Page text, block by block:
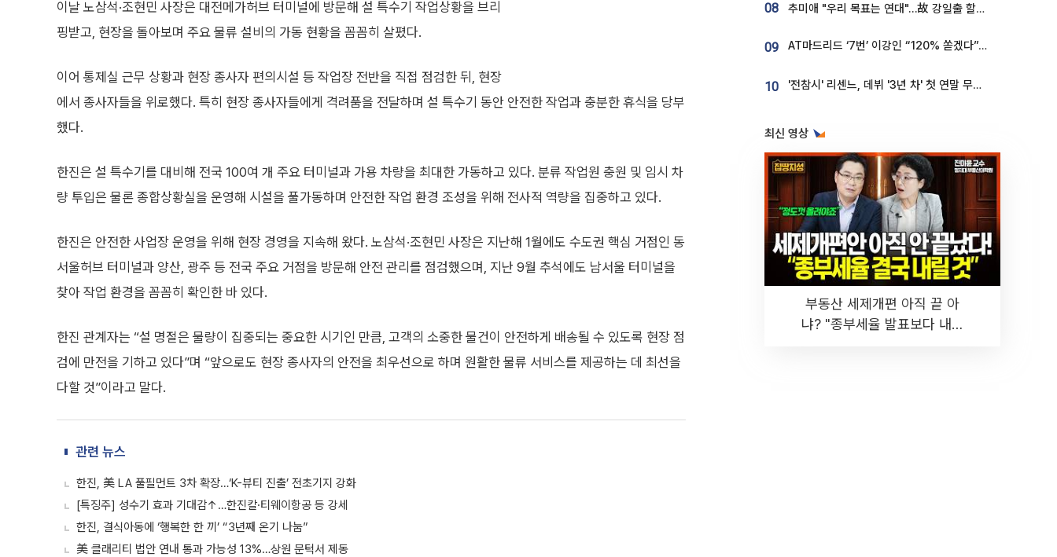
이날 노삼석·조현민 사장은 대전메가허브 터미널에 방문해 설 특수기 작업상황을 브리
핑받고, 현장을 돌아보며 주요 물류 설비의 가동 현황을 꼼꼼히 살폈다.
이어 통제실 근무 상황과 현장 종사자 편의시설 등 작업장 전반을 직접 점검한 뒤, 현장
에서 종사자들을 위로했다. 특히 현장 종사자들에게 격려품을 전달하며 설 특수기 동안 안전한 작업과 충분한 휴식을 당부
했다.
한진은 설 특수기를 대비해 전국 100여 개 주요 터미널과 가용 차량을 최대한 가동하고 있다. 분류 작업원 충원 및 임시 차
량 투입은 물론 종합상황실을 운영해 시설을 풀가동하며 안전한 작업 환경 조성을 위해 전사적 역량을 집중하고 있다.
한진은 안전한 사업장 운영을 위해 현장 경영을 지속해 왔다. 노삼석·조현민 사장은 지난해 1월에도 수도권 핵심 거점인 동
서울허브 터미널과 양산, 광주 등 전국 주요 거점을 방문해 안전 관리를 점검했으며, 지난 9월 추석에도 남서울 터미널을
찾아 작업 환경을 꼼꼼히 확인한 바 있다.
한진 관계자는 “설 명절은 물량이 집중되는 중요한 시기인 만큼, 고객의 소중한 물건이 안전하게 배송될 수 있도록 현장 점
검에 만전을 기하고 있다”며 “앞으로도 현장 종사자의 안전을 최우선으로 하며 원활한 물류 서비스를 제공하는 데 최선을
다할 것”이라고 말다.
관련 뉴스
한진, 美 LA 풀필먼트 3차 확장…‘K-뷰티 진출’ 전초기지 강화
[특징주] 성수기 효과 기대감↑…한진칼·티웨이항공 등 강세
한진, 결식아동에 ‘행복한 한 끼’ “3년째 온기 나눔”
美 클래리티 법안 연내 통과 가능성 13%…상원 문턱서 제동
08 추미애 "우리 목표는 연대"…故 강일출 할머니 흉상 제막
09 AT마드리드 ‘7번’ 이강인 “120% 쏟겠다”⋯시메오네 감독 “필요한 선수”
10 '전참시' 리센느, 데뷔 '3년 차' 첫 연말 무대 오른다⋯"그동안 섭외 안 와"
최신 영상
부동산 세제개편 아직 끝 아
냐? "종부세율 발표보다 내릴